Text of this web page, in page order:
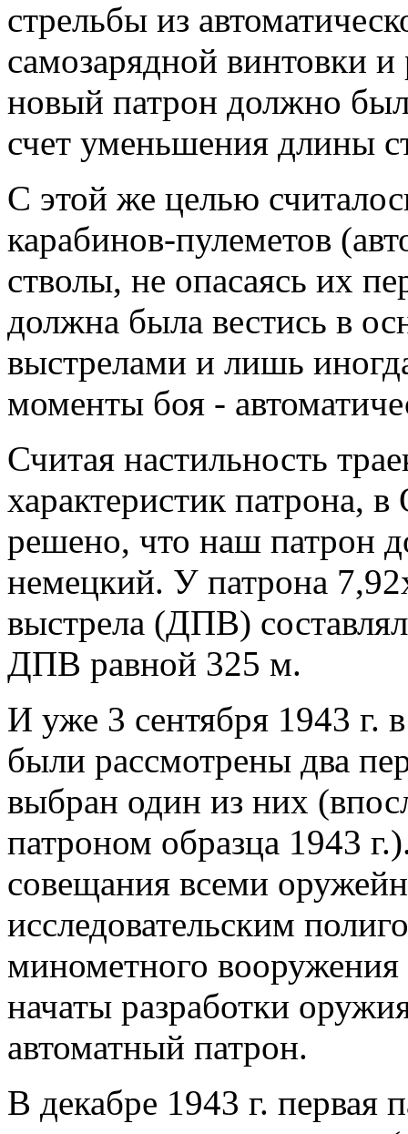
стрельбы из
самозарядной винтовки
новый патрон должно
счет уменьшения длины
С этой же целью
карабинов-пулеметов
стволы, не опасаясь их
должна была вестись в
выстрелами и лишь
моменты боя -
Считая настильность
характеристик патрона,
решено, что наш патрон
немецкий. У патрона
выстрела (ДПВ)
ДПВ равной 325 м.
И уже 3 сентября 1943 г.
были рассмотрены два
выбран один из них
патроном образца 1943
совещания всеми
исследовательским
минометного
начаты разработки
автоматный патрон.
В декабре 1943 г. первая